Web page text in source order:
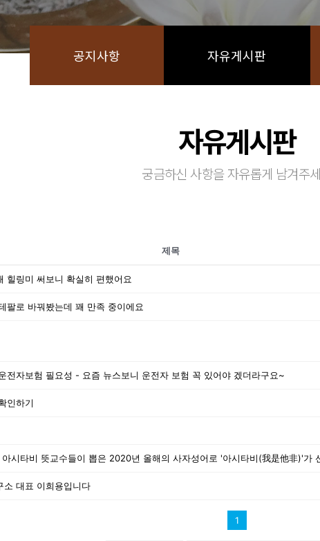
공지사항 자유게시판
자유게시판
궁금하신 사항을 자유롭게 남겨주
제목
힐링미 써보니 확실히 편했어요
팔로 바꿔봤는데 꽤 만족 중이에요
전자보험 필요성 - 요즘 뉴스보니 운전자 보험 꼭 있어야 겠더라구요~
인하기
시타비 뜻교수들이 뽑은 2020년 올해의 사자성어로 '아시타비(我是他非)'가
소 대표 이희용입니다
1